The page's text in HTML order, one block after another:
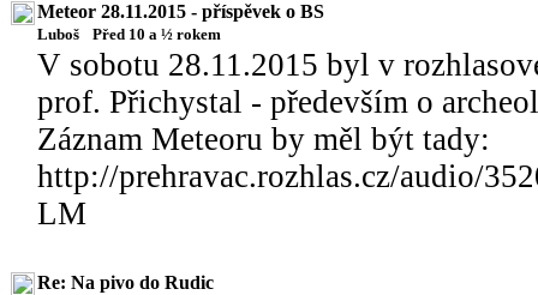
Meteor 28.11.2015 - příspěvek o BS
Luboš Před 10 a ½ rokem
V sobotu 28.11.2015 byl v
prof. Přichystal - především o
Záznam Meteoru by měl být tady:
http://prehravac.rozhlas.cz/audio/
LM
Re: Na pivo do Rudic